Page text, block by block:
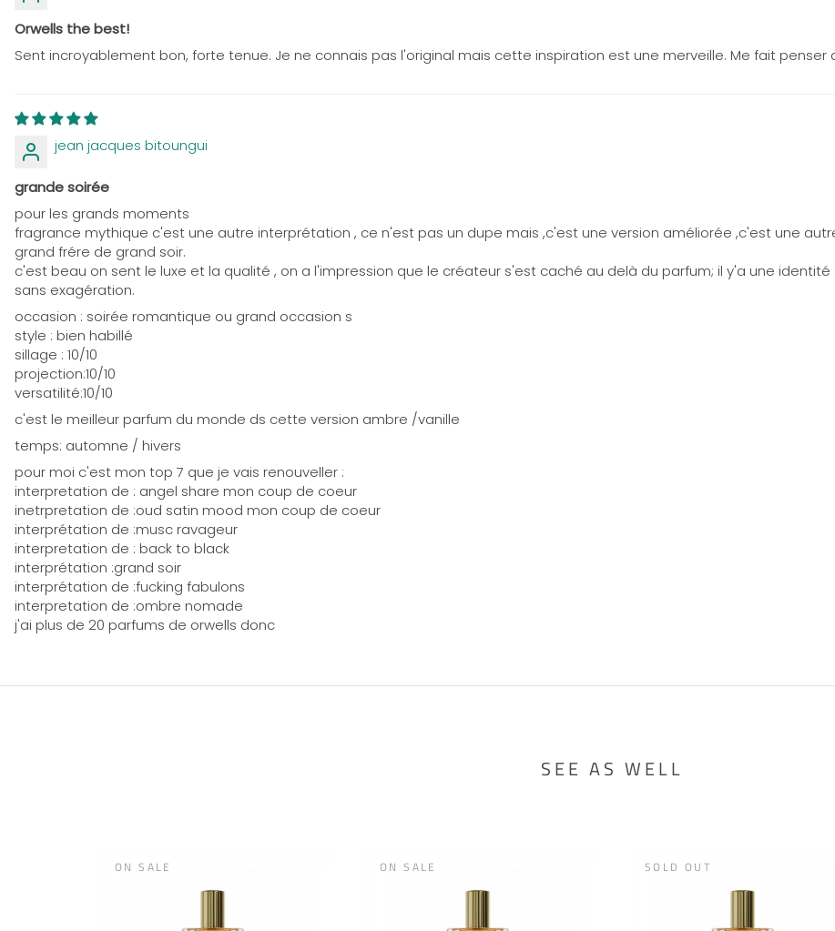
Orwells the best!
Sent incroyablement bon, forte tenue. Je ne connais pas l'original mais cette inspiration est une merveille. Me fait penser
jean jacques bitoungui
grande soirée
pour les grands moments
fragrance mythique c'est une autre interprétation , ce n'est pas un dupe mais ,c'est une version améliorée ,c'est une
grand frére de grand soir.
c'est beau on sent le luxe et la qualité , on a l'impression que le créateur s'est caché au delà du parfum; il y'a une
sans exagération.
occasion : soirée romantique ou grand occasion s
style : bien habillé
sillage : 10/10
projection:10/10
versatilité:10/10
c'est le meilleur parfum du monde ds cette version ambre /vanille
temps: automne / hivers
pour moi c'est mon top 7 que je vais renouveller :
interpretation de : angel share mon coup de coeur
inetrpretation de :oud satin mood mon coup de coeur
interprétation de :musc ravageur
interpretation de : back to black
interprétation :grand soir
interprétation de :fucking fabulons
interpretation de :ombre nomade
j'ai plus de 20 parfums de orwells donc
SEE AS WELL
ON SALE ON SALE SOLD OUT